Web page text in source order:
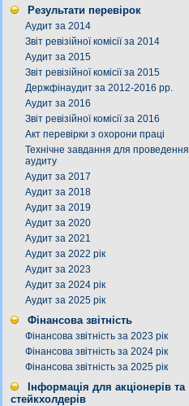
Результати перевірок
Аудит за 2014
Звіт ревізійної комісії за 2014
Аудит за 2015
Звіт ревізійної комісії за 2015
Держфінаудит за 2012-2016 рр.
Аудит за 2016
Звіт ревізійної комісії за 2016
Акт перевірки з охорони праці
Технічне завдання для проведення
аудиту
Аудит за 2017
Аудит за 2018
Аудит за 2019
Аудит за 2020
Аудит за 2021
Аудит за 2022 рік
Аудит за 2023
Аудит за 2024 рік
Аудит за 2025 рік
Фінансова звітність
Фінансова звітність за 2023 рік
Фінансова звітність за 2024 рік
Фінансова звітність за 2025 рік
Інформація для акціонерів та
стейкхолдерів